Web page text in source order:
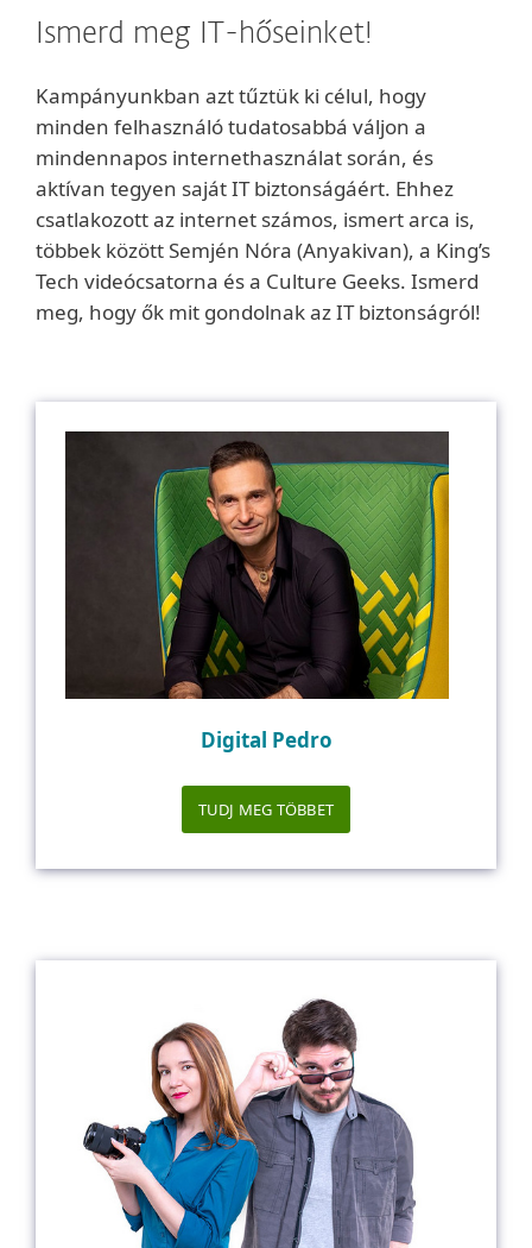
Ismerd meg IT-hőseinket!
Kampányunkban azt tűztük ki célul, hogy
minden felhasználó tudatosabbá váljon a
mindennapos internethasználat során, és
aktívan tegyen saját IT biztonságáért. Ehhez
csatlakozott az internet számos, ismert arca is,
többek között Semjén Nóra (Anyakivan), a King’s
Tech videócsatorna és a Culture Geeks. Ismerd
meg, hogy ők mit gondolnak az IT biztonságról!
Digital Pedro
TUDJ MEG TÖBBET